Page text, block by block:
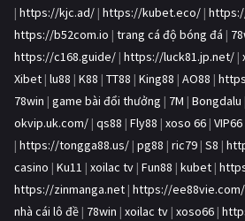
| https://kjc.ad/ | https://kubet.eco/ |
https://b52com.io | trang cá độ bóng đá |
https://c168.guide/ | https://luck81.jp.net/ |
Xibet | lu88 | K88 | TT88 | King88 | AO88 |
78win | game bài đổi thưởng | 7M | Bongdalu
okvip.uk.com/ | qs88 | Fly88 | xoso 66 | VIP66
| https://tongga88.us/ | pg88 | ric79 | S8 |
casino | Ku11 | xoilac tv | Fun88 | kubet |
https://zinmanga.net | https://ee88vie.com/
nhà cái lô đề | 78win | xoilac tv | xoso66 |